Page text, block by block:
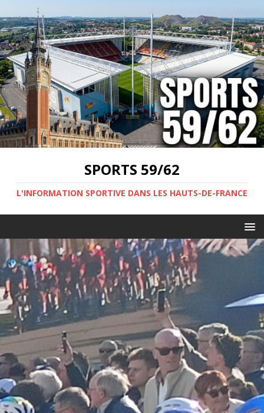
SPORTS 59/62
L'INFORMATION SPORTIVE DANS LES HAUTS-DE-FRANCE